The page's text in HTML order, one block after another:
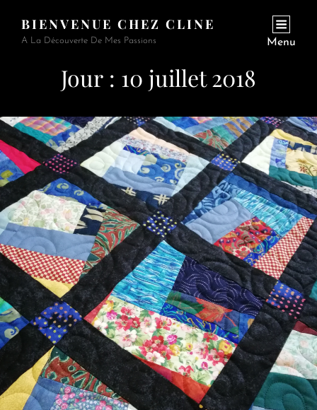
BIENVENUE CHEZ CLINE
A La Découverte De Mes Passions Menu
Jour : 10 juillet 2018